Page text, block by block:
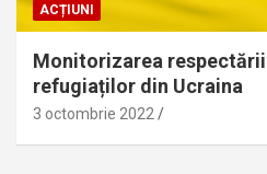
ACȚIUNI
Monitorizarea
refugiaților din Ucraina
3 octombrie 2022